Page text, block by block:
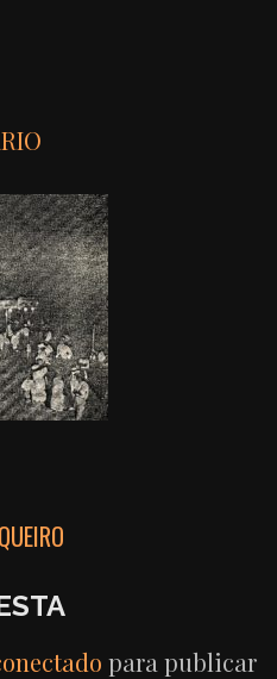
para publicar